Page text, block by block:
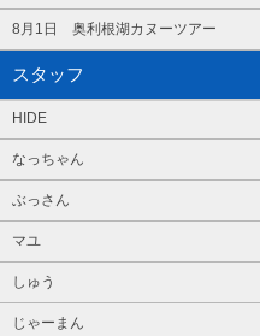
8月1日 奥利根湖カヌーツアー
スタッフ
HIDE
なっちゃん
ぶっさん
マユ
しゅう
じゃーまん